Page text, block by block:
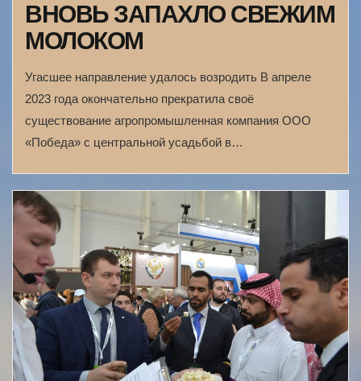
ВНОВЬ ЗАПАХЛО СВЕЖИМ
МОЛОКОМ
Угасшее направление удалось возродить В апреле
2023 года окончательно прекратила своё
существование агропромышленная компания ООО
«Победа» с центральной усадьбой в…